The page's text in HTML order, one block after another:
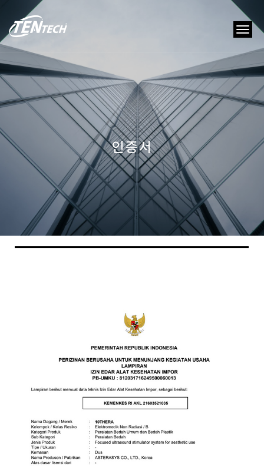
인증서